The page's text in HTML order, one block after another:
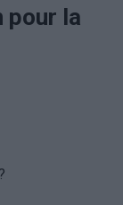
pour la